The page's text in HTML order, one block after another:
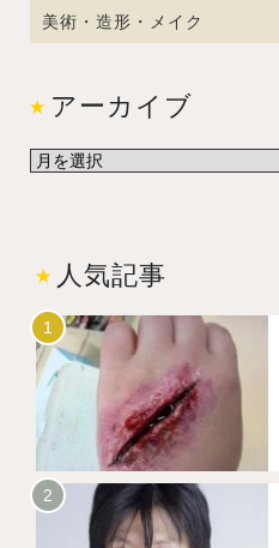
美術・造形・メイク
アーカイブ
人気記事